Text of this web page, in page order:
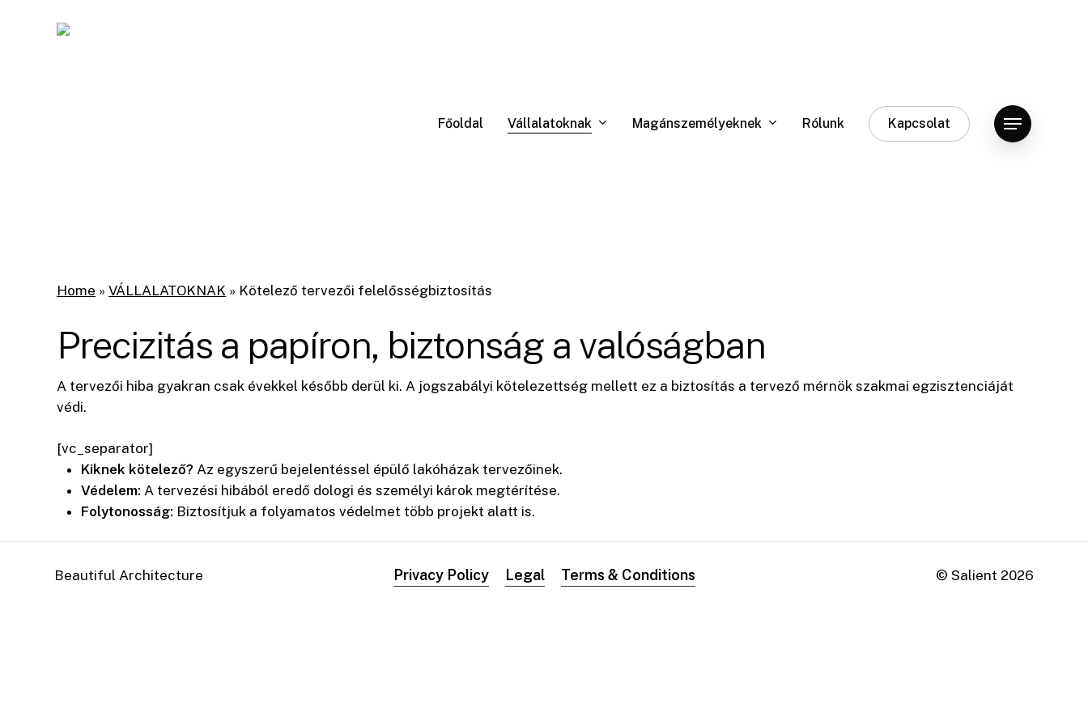
Főoldal Vállalatoknak Magánszemélyeknek Rólunk Kapcsolat Menu
Home » VÁLLALATOKNAK » Kötelező tervezői felelősségbiztosítás
Precizitás a papíron, biztonság a valóságban
A tervezői hiba gyakran csak évekkel később derül ki. A jogszabályi kötelezettség mellett ez a biztosítás a tervező mérnök szakmai egzisztenciáját
védi.
[vc_separator]
Kiknek kötelező? Az egyszerű bejelentéssel épülő lakóházak tervezőinek.
Védelem: A tervezési hibából eredő dologi és személyi károk megtérítése.
Folytonosság: Biztosítjuk a folyamatos védelmet több projekt alatt is.
Beautiful Architecture Privacy Policy Legal Terms & Conditions © Salient 2026